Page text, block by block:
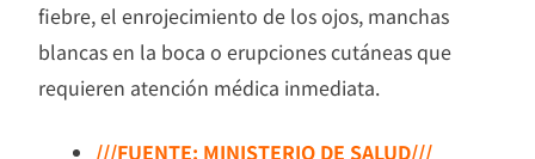
fiebre, el enrojecimiento de los ojos, manchas
blancas en la boca o erupciones cutáneas que
requieren atención médica inmediata.
///FUENTE: MINISTERIO DE SALUD///